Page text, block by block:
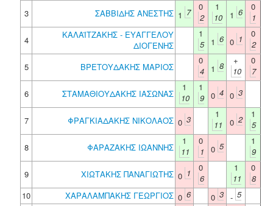
3
ΣΑΒΒΙΔΗΣ ΑΝΕΣΤΗΣ 1 7
0
2
1
10
1 6
0
1
4
ΚΑΛΑΪΤΖΑΚΗΣ - ΕΥΑΓΓΕΛΟΥ
ΔΙΟΓΕΝΗΣ
1
5
1 6 0 1
0
2
5
ΒΡΕΤΟΥΔΑΚΗΣ ΜΑΡΙΟΣ
0
4
1 8
+
10
0
7
6
ΣΤΑΜΑΘΙΟΥΔΑΚΗΣ ΙΑΣΩΝΑΣ
1
10
1
9
0 4 0 3
7 ΦΡΑΓΚΙΑΔΑΚΗΣ ΝΙΚΟΛΑΟΣ 0 3
1
11
0 2
1
5
8
ΦΑΡΑΖΑΚΗΣ ΙΩΑΝΝΗΣ
1
11
0
1
0 5
1
9
9
ΧΙΩΤΑΚΗΣ ΠΑΝΑΓΙΩΤΗΣ 0 1
0
6
1
11
0
8
10
ΧΑΡΑΛΑΜΠΑΚΗΣ ΓΕΩΡΓΙΟΣ 0 6 0 3 - 5